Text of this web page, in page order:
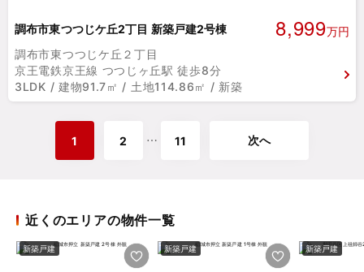
調布市東つつじケ丘2丁目 新築戸建2号棟 8,999万円
調布市東つつじケ丘２丁目
京王電鉄京王線 つつじヶ丘駅 徒歩8分
3LDK / 建物91.7㎡ / 土地114.86㎡ / 新築
1 2 ⋯ 11 次へ
近くのエリアの物件一覧
新築戸建 新築戸建 新築戸建